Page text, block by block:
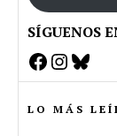
SÍGUENOS
Facebook
LO MÁS